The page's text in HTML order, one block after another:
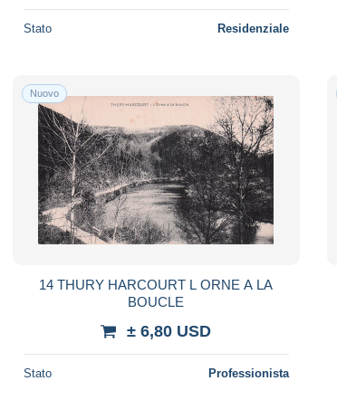
Stato Residenziale
Nuovo
14 THURY HARCOURT L ORNE A LA
BOUCLE
± 6,80 USD
Stato Professionista